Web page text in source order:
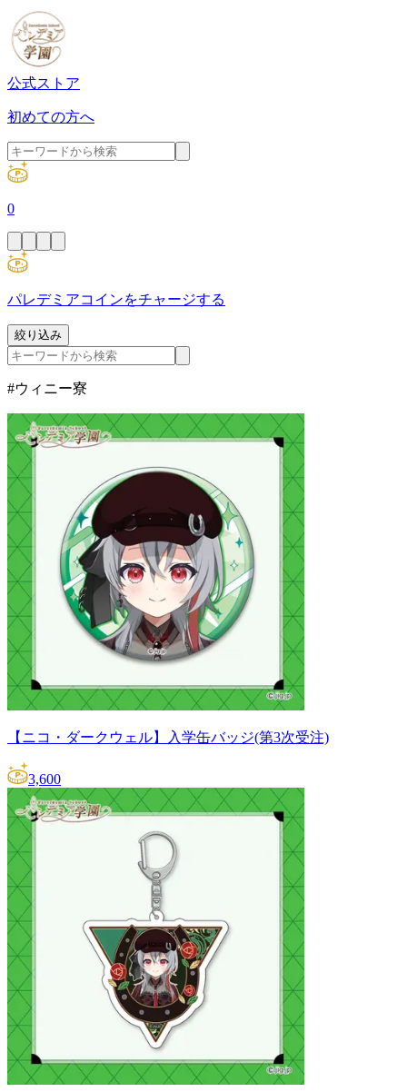
公式ストア
初めての方へ
0
パレデミアコインをチャージする
絞り込み
#ウィニー寮
【ニコ・ダークウェル】入学缶バッジ(第3次受注)
3,600